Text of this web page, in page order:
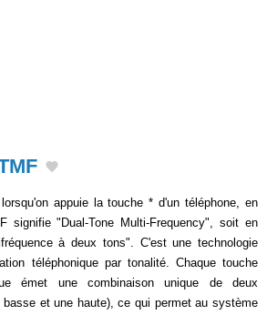
appuie la touche * d'un téléphone, en
signifie "Dual-Tone Multi-Frequency", soit en
à deux tons". C'est une technologie
téléphonique par tonalité. Chaque touche
émet une combinaison unique de deux
basse et une haute), ce qui permet au système